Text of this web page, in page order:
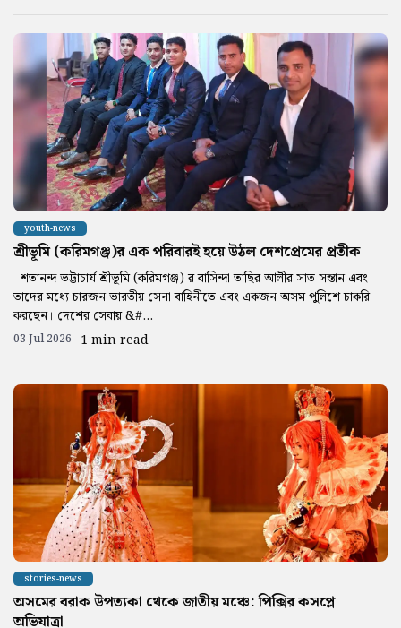
youth-news
শ্রীভূমি (করিমগঞ্জ)র এক পরিবারই হয়ে উঠল দেশপ্রেমের প্রতীক
শতানন্দ ভট্টাচার্য শ্রীভূমি (করিমগঞ্জ) র বাসিন্দা তাছির আলীর সাত সন্তান এবং
তাদের মধ্যে চারজন ভারতীয় সেনা বাহিনীতে এবং একজন অসম পুলিশে চাকরি
করছেন। দেশের সেবায় &#...
03 Jul 2026 1 min read
stories-news
অসমের বরাক উপত্যকা থেকে জাতীয় মঞ্চে: পিক্সির কসপ্লে
অভিযাত্রা